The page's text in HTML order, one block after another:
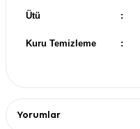
Ütü :
Kuru Temizleme :
Yorumlar